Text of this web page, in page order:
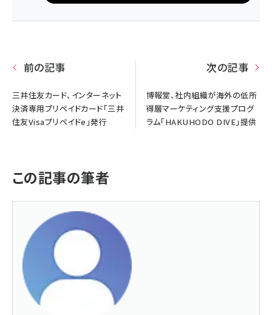
前の記事
三井住友カード、インターネット
決済専用プリペイドカード「三井
住友Visaプリペイドe」発行
次の記事
博報堂、社内組織が海外の低所
得層マーケティング支援プログ
ラム「HAKUHODO DIVE」提供
この記事の筆者